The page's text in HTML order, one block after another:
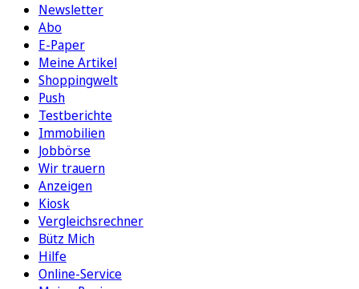
Newsletter
Abo
E-Paper
Meine Artikel
Shoppingwelt
Push
Testberichte
Immobilien
Jobbörse
Wir trauern
Anzeigen
Kiosk
Vergleichsrechner
Bütz Mich
Hilfe
Online-Service